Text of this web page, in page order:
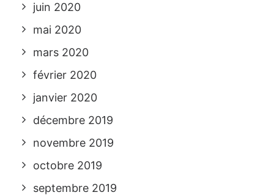
juin 2020
mai 2020
mars 2020
février 2020
janvier 2020
décembre 2019
novembre 2019
octobre 2019
septembre 2019